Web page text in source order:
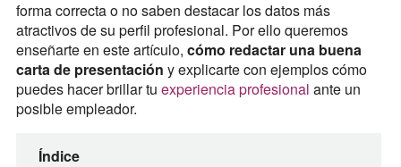
forma correcta o no saben destacar los datos más
atractivos de su perfil profesional. Por ello queremos
enseñarte en este artículo, cómo redactar una buena
carta de presentación y explicarte con ejemplos cómo
puedes hacer brillar tu experiencia profesional ante un
posible empleador.
Índice